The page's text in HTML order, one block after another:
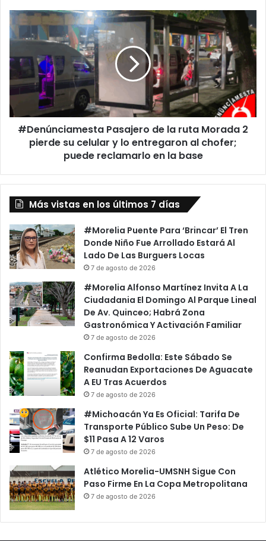
rescatar
a
dos
abandonados
#Denúnciamesta
Pasajero
de
ruta
Morada
pierde
su
celular
al
puede
reclamarlo
en
la
base
#Denúnciamesta Pasajero de la ruta Morada 2
pierde su celular y lo entregaron al chofer;
puede reclamarlo en la base
Más vistas en los últimos 7 días
#Morelia Puente Para ‘Brincar’ El Tren
Donde Niño Fue Arrollado Estará Al
Lado De Las Burguers Locas
7 de agosto de 2026
#Morelia Alfonso Martínez Invita A La
Ciudadania El Domingo Al Parque Lineal
De Av. Quinceo; Habrá Zona
Gastronómica Y Activación Familiar
7 de agosto de 2026
Confirma Bedolla: Este Sábado Se
Reanudan Exportaciones De Aguacate
A EU Tras Acuerdos
7 de agosto de 2026
#Michoacán Ya Es Oficial: Tarifa De
Transporte Público Sube Un Peso: De
$11 Pasa A 12 Varos
7 de agosto de 2026
Atlético Morelia-UMSNH Sigue Con
Paso Firme En La Copa Metropolitana
7 de agosto de 2026